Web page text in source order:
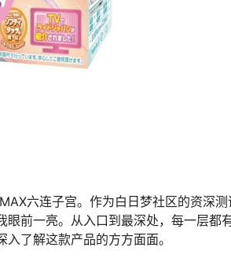
六连子宫。作为白日梦社区的资深测
前一亮。从入口到最深处，每一层都
了解这款产品的方方面面。